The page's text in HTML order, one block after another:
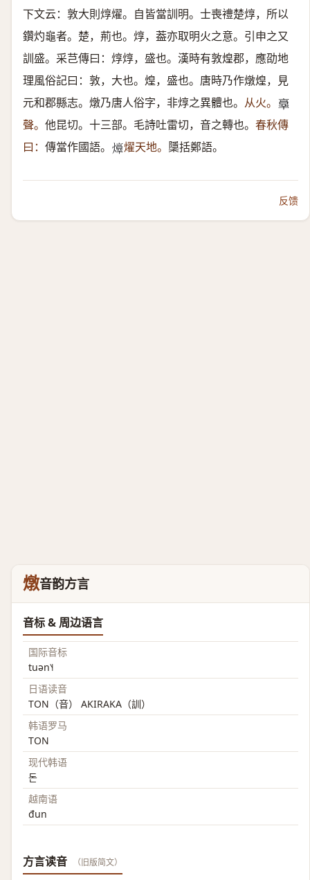
下文云：敦大則焞燿。自皆當訓明。士喪禮楚焞，所以
鑽灼龜者。楚，荊也。焞，葢亦取明火之意。引申之又
訓盛。采芑傳曰：焞焞，盛也。漢時有敦煌郡，應劭地
理風俗記曰：敦，大也。煌，盛也。唐時乃作燉煌，見
元和郡縣志。燉乃唐人俗字，非焞之異體也。 从火。 𦎧
聲。 他昆切。十三部。毛詩吐雷切，音之轉也。 春秋傳
曰： 傳當作國語。 𤑴 燿天地。 櫽括鄭語。
反馈
燉音韵方言
音标 & 周边语言
国际音标
tuən˥˧
日语读音
TON（音） AKIRAKA（訓）
韩语罗马
TON
现代韩语
돈
越南语
đun
方言读音 （旧版简文）